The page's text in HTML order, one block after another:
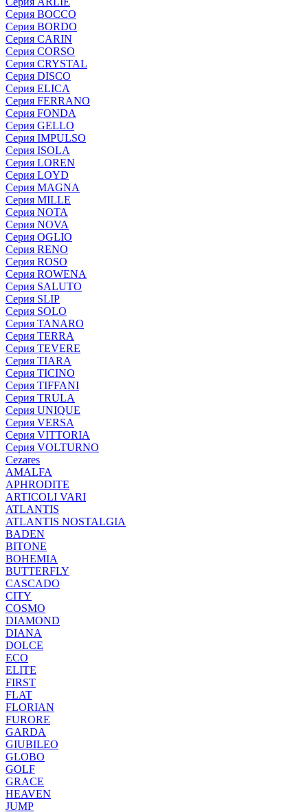
Серия BOCCO
Серия BORDO
Серия CARIN
Серия CORSO
Серия CRYSTAL
Серия DISCO
Серия ELICA
Серия FERRANO
Серия FONDA
Серия GELLO
Серия IMPULSO
Серия ISOLA
Серия LOREN
Серия LOYD
Серия MAGNA
Серия MILLE
Серия NOTA
Серия NOVA
Серия OGLIO
Серия RENO
Серия ROSO
Серия ROWENA
Серия SALUTO
Серия SLIP
Серия SOLO
Серия TANARO
Серия TERRA
Серия TEVERE
Серия TIARA
Серия TICINO
Серия TIFFANI
Серия TRULA
Серия UNIQUE
Серия VERSA
Серия VITTORIA
Серия VOLTURNO
Cezares
AMALFA
APHRODITE
ARTICOLI VARI
ATLANTIS
ATLANTIS NOSTALGIA
BADEN
BITONE
BOHEMIA
BUTTERFLY
CASCADO
CITY
COSMO
DIAMOND
DIANA
DOLCE
ECO
ELITE
FIRST
FLAT
FLORIAN
FURORE
GARDA
GIUBILEO
GLOBO
GOLF
GRACE
HEAVEN
JUMP